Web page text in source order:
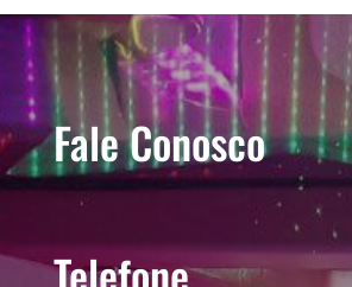
Fale Conosco